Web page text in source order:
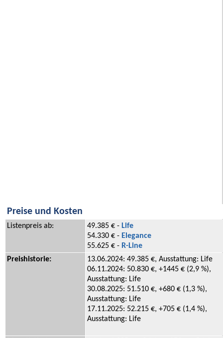
Preise und Kosten
Listenpreis ab: 49.385 € - Life
54.330 € - Elegance
55.625 € - R-Line
Preishistorie:
13.06.2024: 49.385 €, Ausstattung: Life
06.11.2024: 50.830 €, +1445 € (2,9 %),
Ausstattung: Life
30.08.2025: 51.510 €, +680 € (1,3 %),
Ausstattung: Life
17.11.2025: 52.215 €, +705 € (1,4 %),
Ausstattung: Life